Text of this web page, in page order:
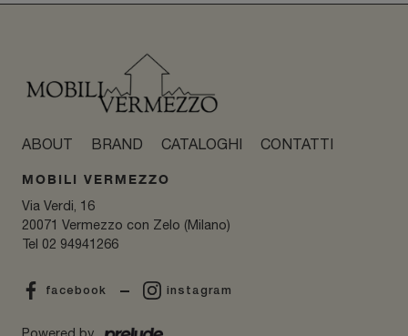
ABOUT BRAND CATALOGHI CONTATTI
MOBILI VERMEZZO
Via Verdi, 16
20071 Vermezzo con Zelo (Milano)
Tel 02 94941266
facebook instagram